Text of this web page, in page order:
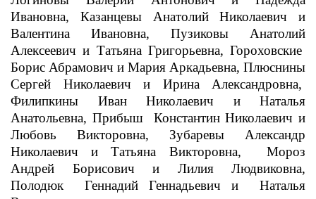
Ивановна, Казанцевы Анатолий Николаевич и
Валентина Ивановна, Пузиковы Анатолий
Алексеевич и Татьяна Григорьевна, Гороховские
Борис Абрамович и Мария Аркадьевна, Плюснины
Сергей Николаевич и Ирина Александровна,
Филипкины Иван Николаевич и Наталья
Анатольевна, Прибыш Константин Николаевич и
Любовь Викторовна, Зубаревы Александр
Николаевич и Татьяна Викторовна, Мороз
Андрей Борисович и Лилия Людвиковна,
Полодюк Геннадий Геннадьевич и Наталья